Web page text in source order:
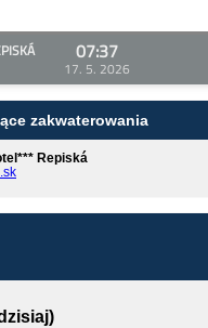
07:37
17. 5. 2026
zakwaterowania
Repiská